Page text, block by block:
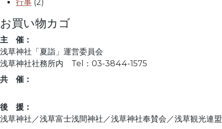
行事 (2)
お買い物カゴ
主 催：
浅草神社「夏詣」運営委員会
浅草神社社務所内 Tel：03-3844-1575
共 催：
後 援：
浅草神社／浅草富士浅間神社／浅草神社奉賛会／浅草観光連盟